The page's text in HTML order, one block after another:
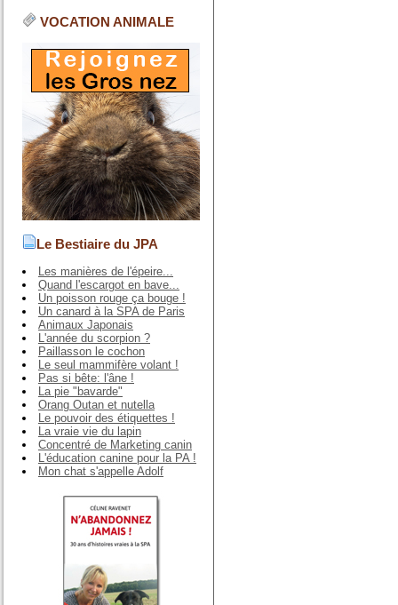
VOCATION ANIMALE
Le Bestiaire du JPA
Les manières de l'épeire...
Quand l'escargot en bave...
Un poisson rouge ça bouge !
Un canard à la SPA de Paris
Animaux Japonais
L'année du scorpion ?
Paillasson le cochon
Le seul mammifère volant !
Pas si bête: l'âne !
La pie "bavarde"
Orang Outan et nutella
Le pouvoir des étiquettes !
La vraie vie du lapin
Concentré de Marketing canin
L'éducation canine pour la PA !
Mon chat s'appelle Adolf